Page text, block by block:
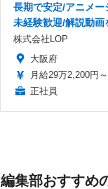
長期で安定/アニメ
未経験歓迎/解説動画
株式会社LOP
大阪府
月給29万2,200円
正社員
編集部おすすめ